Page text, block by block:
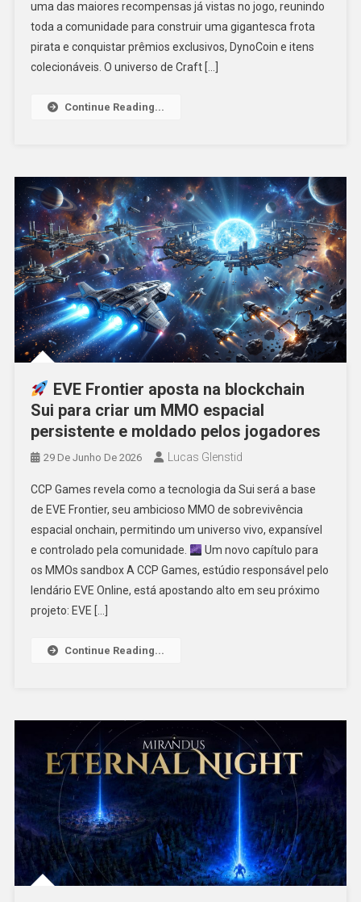
uma das maiores recompensas já vistas no jogo, reunindo
toda a comunidade para construir uma gigantesca frota
pirata e conquistar prêmios exclusivos, DynoCoin e itens
colecionáveis. O universo de Craft […]
Continue Reading...
EVE Frontier aposta na blockchain
Sui para criar um MMO espacial
persistente e moldado pelos jogadores
29 De Junho De 2026 Lucas Glenstid
CCP Games revela como a tecnologia da Sui será a base
de EVE Frontier, seu ambicioso MMO de sobrevivência
espacial onchain, permitindo um universo vivo, expansível
e controlado pela comunidade.
Um novo capítulo para
os MMOs sandbox A CCP Games, estúdio responsável pelo
lendário EVE Online, está apostando alto em seu próximo
projeto: EVE […]
Continue Reading...